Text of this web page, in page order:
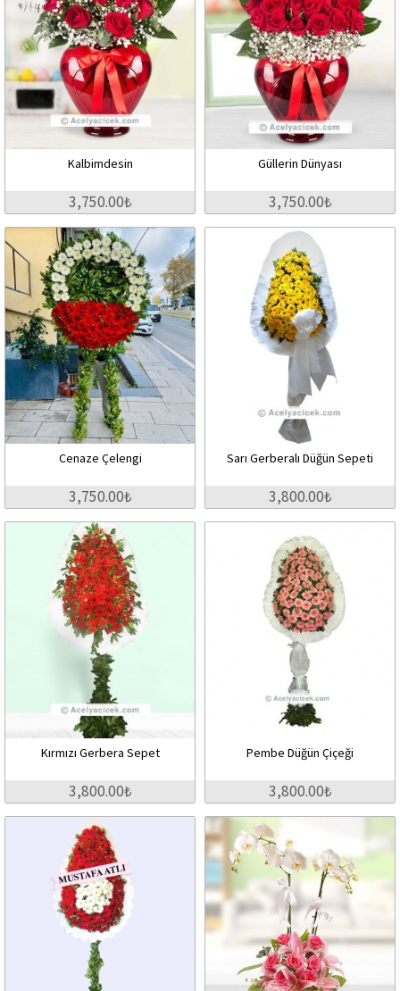
Kalbimdesin
3,750.00₺
Güllerin Dünyası
3,750.00₺
Cenaze Çelengi
3,750.00₺
Sarı Gerberalı Düğün Sepeti
3,800.00₺
Kırmızı Gerbera Sepet
3,800.00₺
Pembe Düğün Çiçeği
3,800.00₺